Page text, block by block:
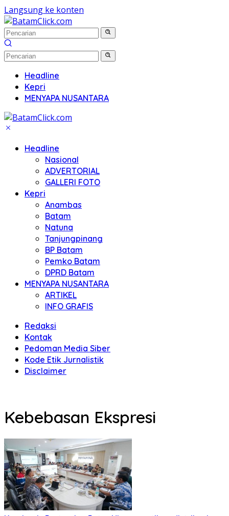
Langsung ke konten
Headline
Kepri
MENYAPA NUSANTARA
Headline
Nasional
ADVERTORIAL
GALLERI FOTO
Kepri
Anambas
Batam
Natuna
Tanjungpinang
BP Batam
Pemko Batam
DPRD Batam
MENYAPA NUSANTARA
ARTIKEL
INFO GRAFIS
Redaksi
Kontak
Pedoman Media Siber
Kode Etik Jurnalistik
Disclaimer
Kebebasan Ekspresi